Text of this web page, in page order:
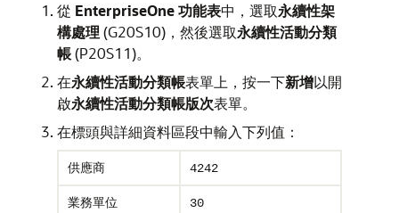
從 EnterpriseOne 功能表中，選取永續性架
構處理 (G20S10)，然後選取永續性活動分類
帳(P20S11)。
在永續性活動分類帳表單上，按一下新增以開
啟永續性活動分類帳版次表單。
在標頭與詳細資料區段中輸入下列值：
供應商 4242
業務單位 30